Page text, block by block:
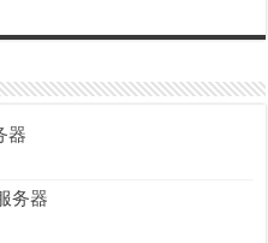
器
务器